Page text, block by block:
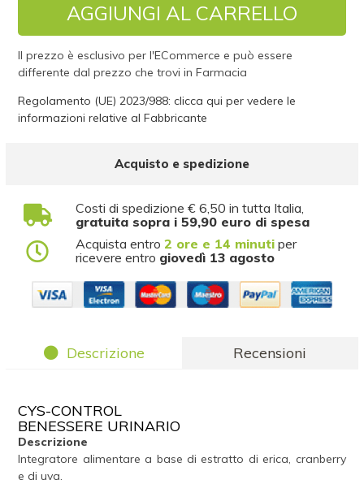
AGGIUNGI AL CARRELLO
Il prezzo è esclusivo per l'ECommerce e può essere
differente dal prezzo che trovi in Farmacia
Regolamento (UE) 2023/988: clicca qui per vedere le
informazioni relative al Fabbricante
Acquisto e spedizione
Costi di spedizione € 6,50 in tutta Italia,
gratuita sopra i 59,90 euro di spesa
Acquista entro2 ore e 14 minuti per
ricevere entro giovedì 13 agosto
Descrizione Recensioni
CYS-CONTROL
BENESSERE URINARIO
Descrizione
Integratore alimentare a base di estratto di erica, cranberry
e di uva.